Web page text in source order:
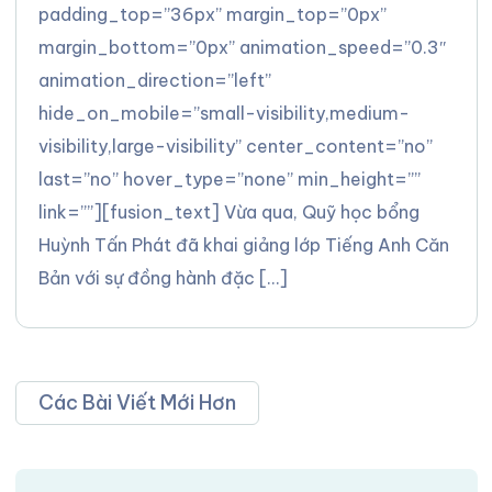
padding_top=”36px” margin_top=”0px”
margin_bottom=”0px” animation_speed=”0.3″
animation_direction=”left”
hide_on_mobile=”small-visibility,medium-
visibility,large-visibility” center_content=”no”
last=”no” hover_type=”none” min_height=””
link=””][fusion_text] Vừa qua, Quỹ học bổng
Huỳnh Tấn Phát đã khai giảng lớp Tiếng Anh Căn
Bản với sự đồng hành đặc […]
Điều
Các Bài Viết Mới Hơn